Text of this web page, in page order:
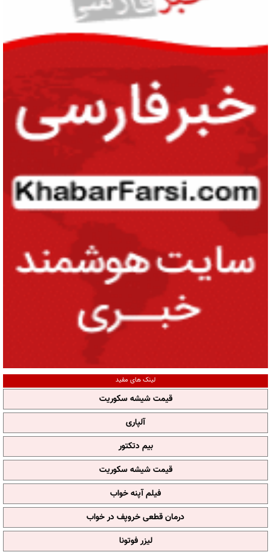
لینک های مفید
قیمت شیشه سکوریت
آلپاری
بیم دتکتور
قیمت شیشه سکوریت
فیلم آپنه خواب
درمان قطعی خروپف در خواب
لیزر فوتونا